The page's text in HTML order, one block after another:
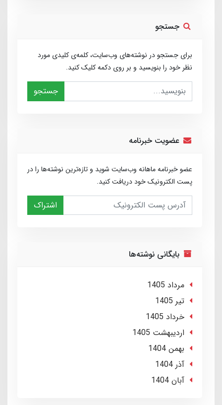
جستجو
برای جستجو در نوشته‌های وب‌سایت، کلمه‌ی کلیدی مورد
نظر خود را بنویسید و بر روی دکمه کلیک کنید.
جستجو
عضویت خبرنامه
عضو خبرنامه ماهانه وب‌سایت شوید و تازه‌ترین نوشته‌ها را در
پست الکترونیک خود دریافت کنید.
اشتراک
بایگانی نوشته‌ها
مرداد 1405
تير 1405
خرداد 1405
ارديبهشت 1405
بهمن 1404
آذر 1404
آبان 1404